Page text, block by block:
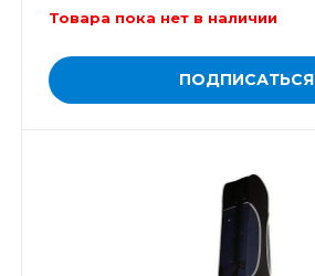
Товара пока нет в наличии
ПОДПИСАТЬСЯ